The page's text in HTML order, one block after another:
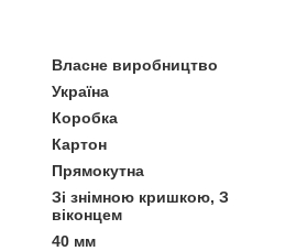
Власне виробництво
Україна
Коробка
Картон
Прямокутна
Зі знімною кришкою, З
віконцем
40 мм